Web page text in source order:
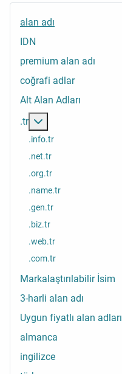
alan adı
IDN
premium alan adı
coğrafi adlar
Alt Alan Adları
.tr
.info.tr
.net.tr
.org.tr
.name.tr
.gen.tr
.biz.tr
.web.tr
.com.tr
Markalaştırılabilir İsim
3-harli alan adı
Uygun fiyatlı alan adları
almanca
ingilizce